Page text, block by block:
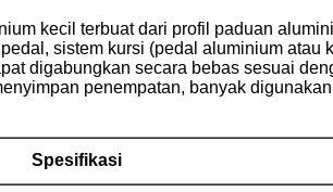
kecil terbuat dari profil paduan
sistem kursi (pedal aluminium
digabungkan secara bebas sesuai
penempatan, banyak
Spesifikasi